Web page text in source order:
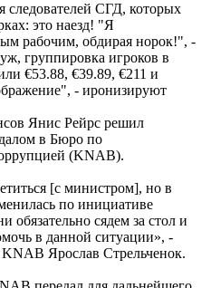
следователей СГД, которых
это наезд! "Я
рабочим, обдирая норок!", -
группировка игроков в
€53.88, €39.89, €211 и
- иронизируют
Янис Рейрс решил
в Бюро по
(KNAB).
[с министром], но в
по инициативе
сядем за стол и
в данной ситуации», -
Ярослав Стрельченок.